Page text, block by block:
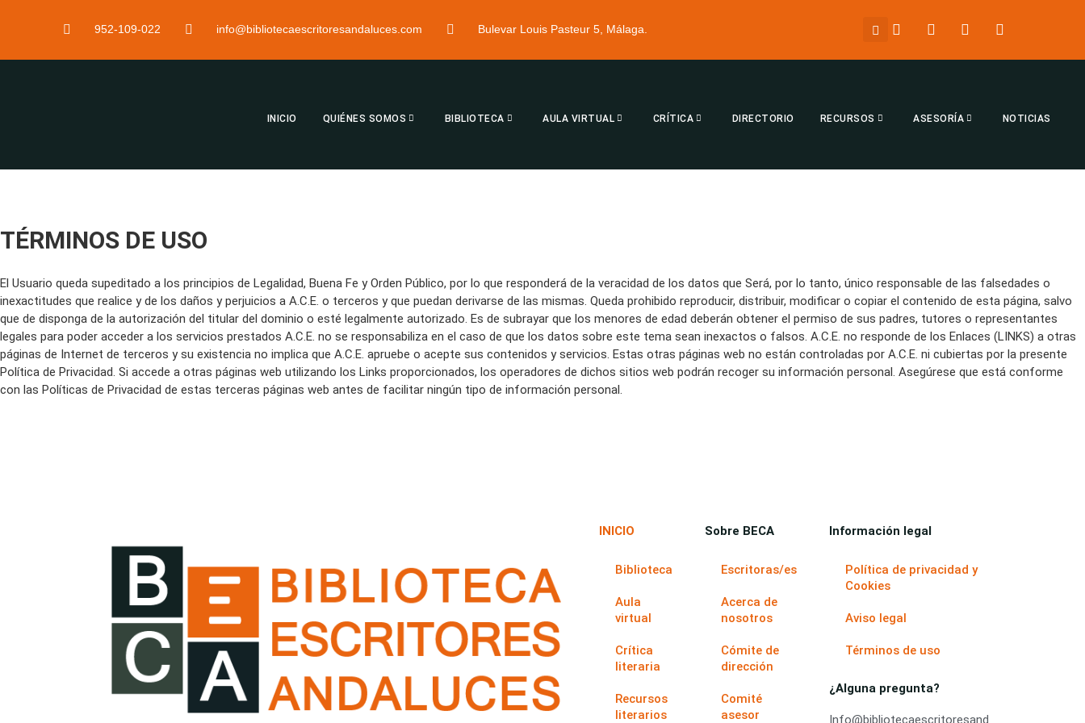
952-109-022 info@bibliotecaescritoresandaluces.com Bulevar Louis Pasteur 5, Málaga.
INICIO QUIÉNES SOMOS BIBLIOTECA AULA VIRTUAL CRÍTICA DIRECTORIO RECURSOS ASESORÍA NOTICIAS
TÉRMINOS DE USO
El Usuario queda supeditado a los principios de Legalidad, Buena Fe y Orden Público, por lo que responderá de la veracidad de los datos que Será, por lo tanto, único responsable de las falsedades o
inexactitudes que realice y de los daños y perjuicios a A.C.E. o terceros y que puedan derivarse de las mismas. Queda prohibido reproducir, distribuir, modificar o copiar el contenido de esta página, salvo
que de disponga de la autorización del titular del dominio o esté legalmente autorizado. Es de subrayar que los menores de edad deberán obtener el permiso de sus padres, tutores o representantes
legales para poder acceder a los servicios prestados A.C.E. no se responsabiliza en el caso de que los datos sobre este tema sean inexactos o falsos. A.C.E. no responde de los Enlaces (LINKS) a otras
páginas de Internet de terceros y su existencia no implica que A.C.E. apruebe o acepte sus contenidos y servicios. Estas otras páginas web no están controladas por A.C.E. ni cubiertas por la presente
Política de Privacidad. Si accede a otras páginas web utilizando los Links proporcionados, los operadores de dichos sitios web podrán recoger su información personal. Asegúrese que está conforme
con las Políticas de Privacidad de estas terceras páginas web antes de facilitar ningún tipo de información personal.
INICIO
Biblioteca
Aula
virtual
Crítica
literaria
Recursos
literarios
Sobre BECA
Escritoras/es
Acerca de
nosotros
Cómite de
dirección
Comité
asesor
Información legal
Política de privacidad y
Cookies
Aviso legal
Términos de uso
¿Alguna pregunta?
Info@bibliotecaescritoresand